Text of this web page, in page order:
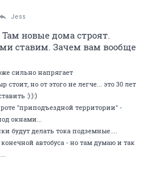
Jess
новые дома строят.
ставим. Зачем вам вообще
сильно напрягает
стоит, но от этого не легче... это 30 лет
:):):)
"приподъездной территории" -
окнами...
будут делать тока подземные....
автобуса - но там думаю и так